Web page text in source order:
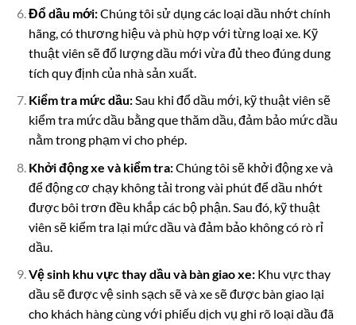
Đổ dầu mới:Chúng tôi sử dụng các loại dầu nhớt chính
hãng, có thương hiệu và phù hợp với từng loại xe. Kỹ
thuật viên sẽ đổ lượng dầu mới vừa đủ theo đúng dung
tích quy định của nhà sản xuất.
Kiểm tra mức dầu:Sau khi đổ dầu mới, kỹ thuật viên sẽ
kiểm tra mức dầu bằng que thăm dầu, đảm bảo mức dầu
nằm trong phạm vi cho phép.
Khởi động xe và kiểm tra:Chúng tôi sẽ khởi động xe và
để động cơ chạy không tải trong vài phút để dầu nhớt
được bôi trơn đều khắp các bộ phận. Sau đó, kỹ thuật
viên sẽ kiểm tra lại mức dầu và đảm bảo không có rò rỉ
dầu.
Vệ sinh khu vực thay dầu và bàn giao xe:Khu vực thay
dầu sẽ được vệ sinh sạch sẽ và xe sẽ được bàn giao lại
cho khách hàng cùng với phiếu dịch vụ ghi rõ loại dầu đã